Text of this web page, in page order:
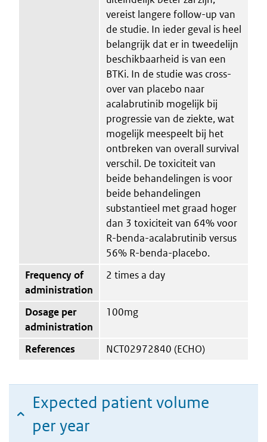
vereist langere follow-up van
de studie. In ieder geval is heel
belangrijk dat er in tweedelijn
beschikbaarheid is van een
BTKi. In de studie was cross-
over van placebo naar
acalabrutinib mogelijk bij
progressie van de ziekte, wat
mogelijk meespeelt bij het
ontbreken van overall survival
verschil. De toxiciteit van
beide behandelingen is voor
beide behandelingen
substantieel met graad hoger
dan 3 toxiciteit van 64% voor
R-benda-acalabrutinib versus
56% R-benda-placebo.
Frequency of
administration
2 times a day
Dosage per
administration
100mg
References NCT02972840 (ECHO)
Expected patient volume
per year